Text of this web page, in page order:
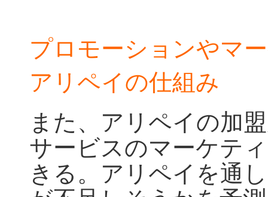
プロモーションやマ
アリペイの仕組み
また、アリペイの加
サービスのマーケテ
きる。アリペイを通